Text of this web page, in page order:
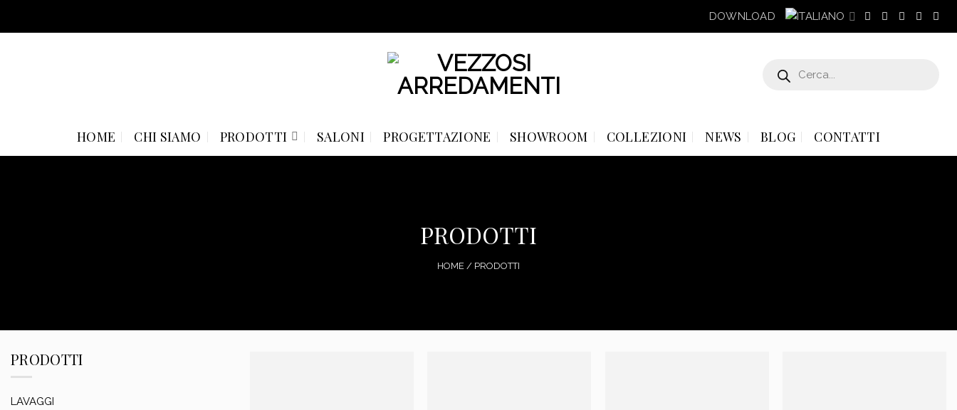
DOWNLOAD
search
HOME CHI SIAMO PRODOTTI SALONI PROGETTAZIONE SHOWROOM COLLEZIONI NEWS BLOG CONTATTI
PRODOTTI
HOME / PRODOTTI
PRODOTTI
LAVAGGI